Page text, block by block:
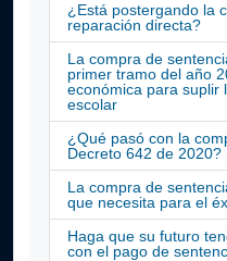
¿Está postergando la
reparación directa?
La compra de
primer tramo del año
económica para suplir
escolar
¿Qué pasó con la
Decreto 642 de 2020?
La compra de
que necesita para el
Haga que su futuro
con el pago de